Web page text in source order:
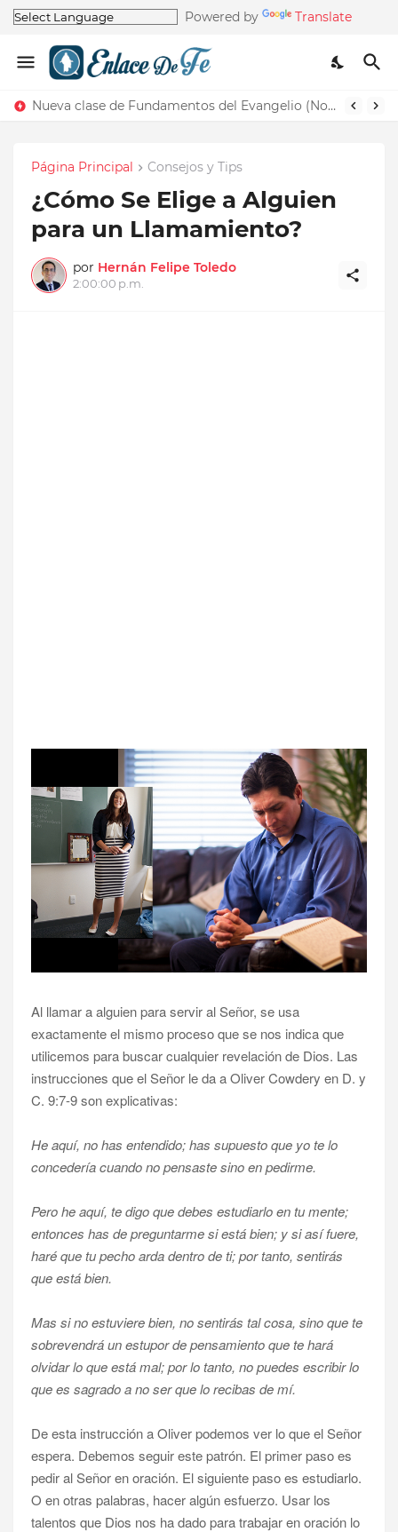
Powered by Translate
Nueva clase de Fundamentos del Evangelio (Nos recuerda la de Principios del Evangelio)
Página Principal Consejos y Tips
¿Cómo Se Elige a Alguien
para un Llamamiento?
por Hernán Felipe Toledo
2:00:00 p.m.
Al llamar a alguien para servir al Señor, se usa
exactamente el mismo proceso que se nos indica que
utilicemos para buscar cualquier revelación de Dios. Las
instrucciones que el Señor le da a Oliver Cowdery en D. y
C. 9:7-9 son explicativas:
He aquí, no has entendido; has supuesto que yo te lo
concedería cuando no pensaste sino en pedirme.
Pero he aquí, te digo que debes estudiarlo en tu mente;
entonces has de preguntarme si está bien; y si así fuere,
haré que tu pecho arda dentro de ti; por tanto, sentirás
que está bien.
Mas si no estuviere bien, no sentirás tal cosa, sino que te
sobrevendrá un estupor de pensamiento que te hará
olvidar lo que está mal; por lo tanto, no puedes escribir lo
que es sagrado a no ser que lo recibas de mí.
De esta instrucción a Oliver podemos ver lo que el Señor
espera. Debemos seguir este patrón. El primer paso es
pedir al Señor en oración. El siguiente paso es estudiarlo.
O en otras palabras, hacer algún esfuerzo. Usar los
talentos que Dios nos ha dado para trabajar en oración lo